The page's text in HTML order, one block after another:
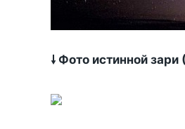
🠗 Фото истинной